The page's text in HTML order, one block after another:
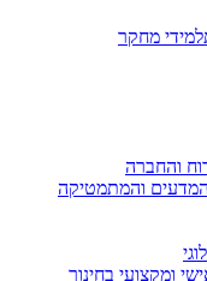
מחקר
והחברה
והמתמטיקה
ומקצועי בחינוך